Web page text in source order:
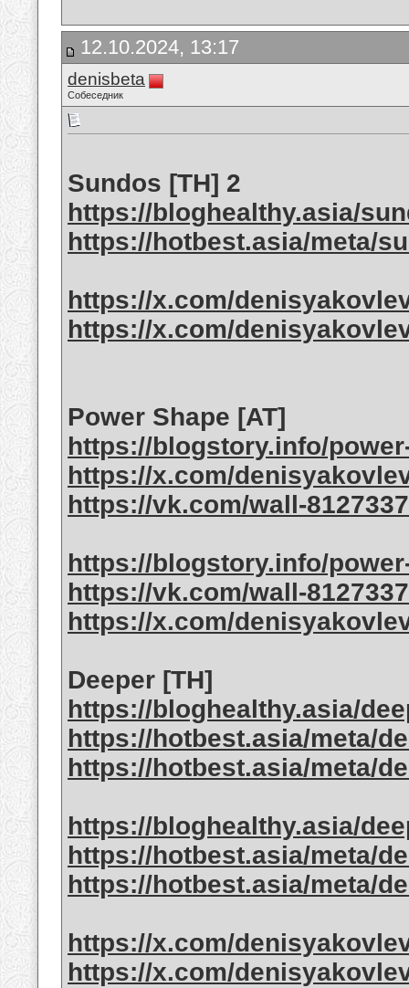
12.10.2024, 13:17
denisbeta
Собеседник
Sundos [TH] 2
https://bloghealthy.asia/
https://hotbest.asia/meta/
https://x.com/
https://x.com/
Power Shape [AT]
https://blogstory.info/
https://x.com/
https://vk.com/wall-
https://blogstory.info/
https://vk.com/wall-
https://x.com/
Deeper [TH]
https://bloghealthy.asia/
https://hotbest.asia/meta/
https://hotbest.asia/meta/
https://bloghealthy.asia/
https://hotbest.asia/meta/
https://hotbest.asia/meta/
https://x.com/
https://x.com/